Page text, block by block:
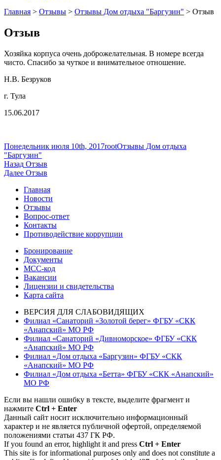
Главная > Отзывы > Отзывы Дом отдыха "Баргузин" > Отзыв
Отзыв
Хозяйка корпуса очень доброжелательная. В номере всегда
чисто. Спасибо за чуткое и внимательное отношение.
Н.В. Безруков
г. Тула
15.06.2017
Опубликовано
Понедельник июля 10th, 2017Автор
rootРубрики
Отзывы Дом отдыха
"Баргузин"
Навигация
по
записям
Назад Предыдущая
запись:
Отзыв
Далее Следующая
Отзыв
Главная
Новости
Отзывы
Вопрос-ответ
Контакты
Противодействие коррупции
Бронирование
Документы
МСС-код
Вакансии
Лицензии и свидетельства
Карта сайта
ВЕРСИЯ ДЛЯ СЛАБОВИДЯЩИХ
Филиал «Санаторий «Золотой берег» ФГБУ «СКК
«Анапский» МО РФ
Филиал «Санаторий «Дивноморское» ФГБУ «СКК
«Анапский» МО РФ
Филиал «Дом отдыха «Баргузин» ФГБУ «СКК
«Анапский» МО РФ
Филиал «Дом отдыха «Бетта» ФГБУ «СКК «Анапский»
МО РФ
Если вы нашли ошибку в тексте, выделите фрагмент и
нажмите Ctrl + Enter
Данный сайт носит исключительно информационный
характер и не является публичной офертой, определяемой
положениями статьи 437 ГК РФ.
If you found an error, highlight it and press Ctrl + Enter
This site is for informational purposes only and does not constitute a